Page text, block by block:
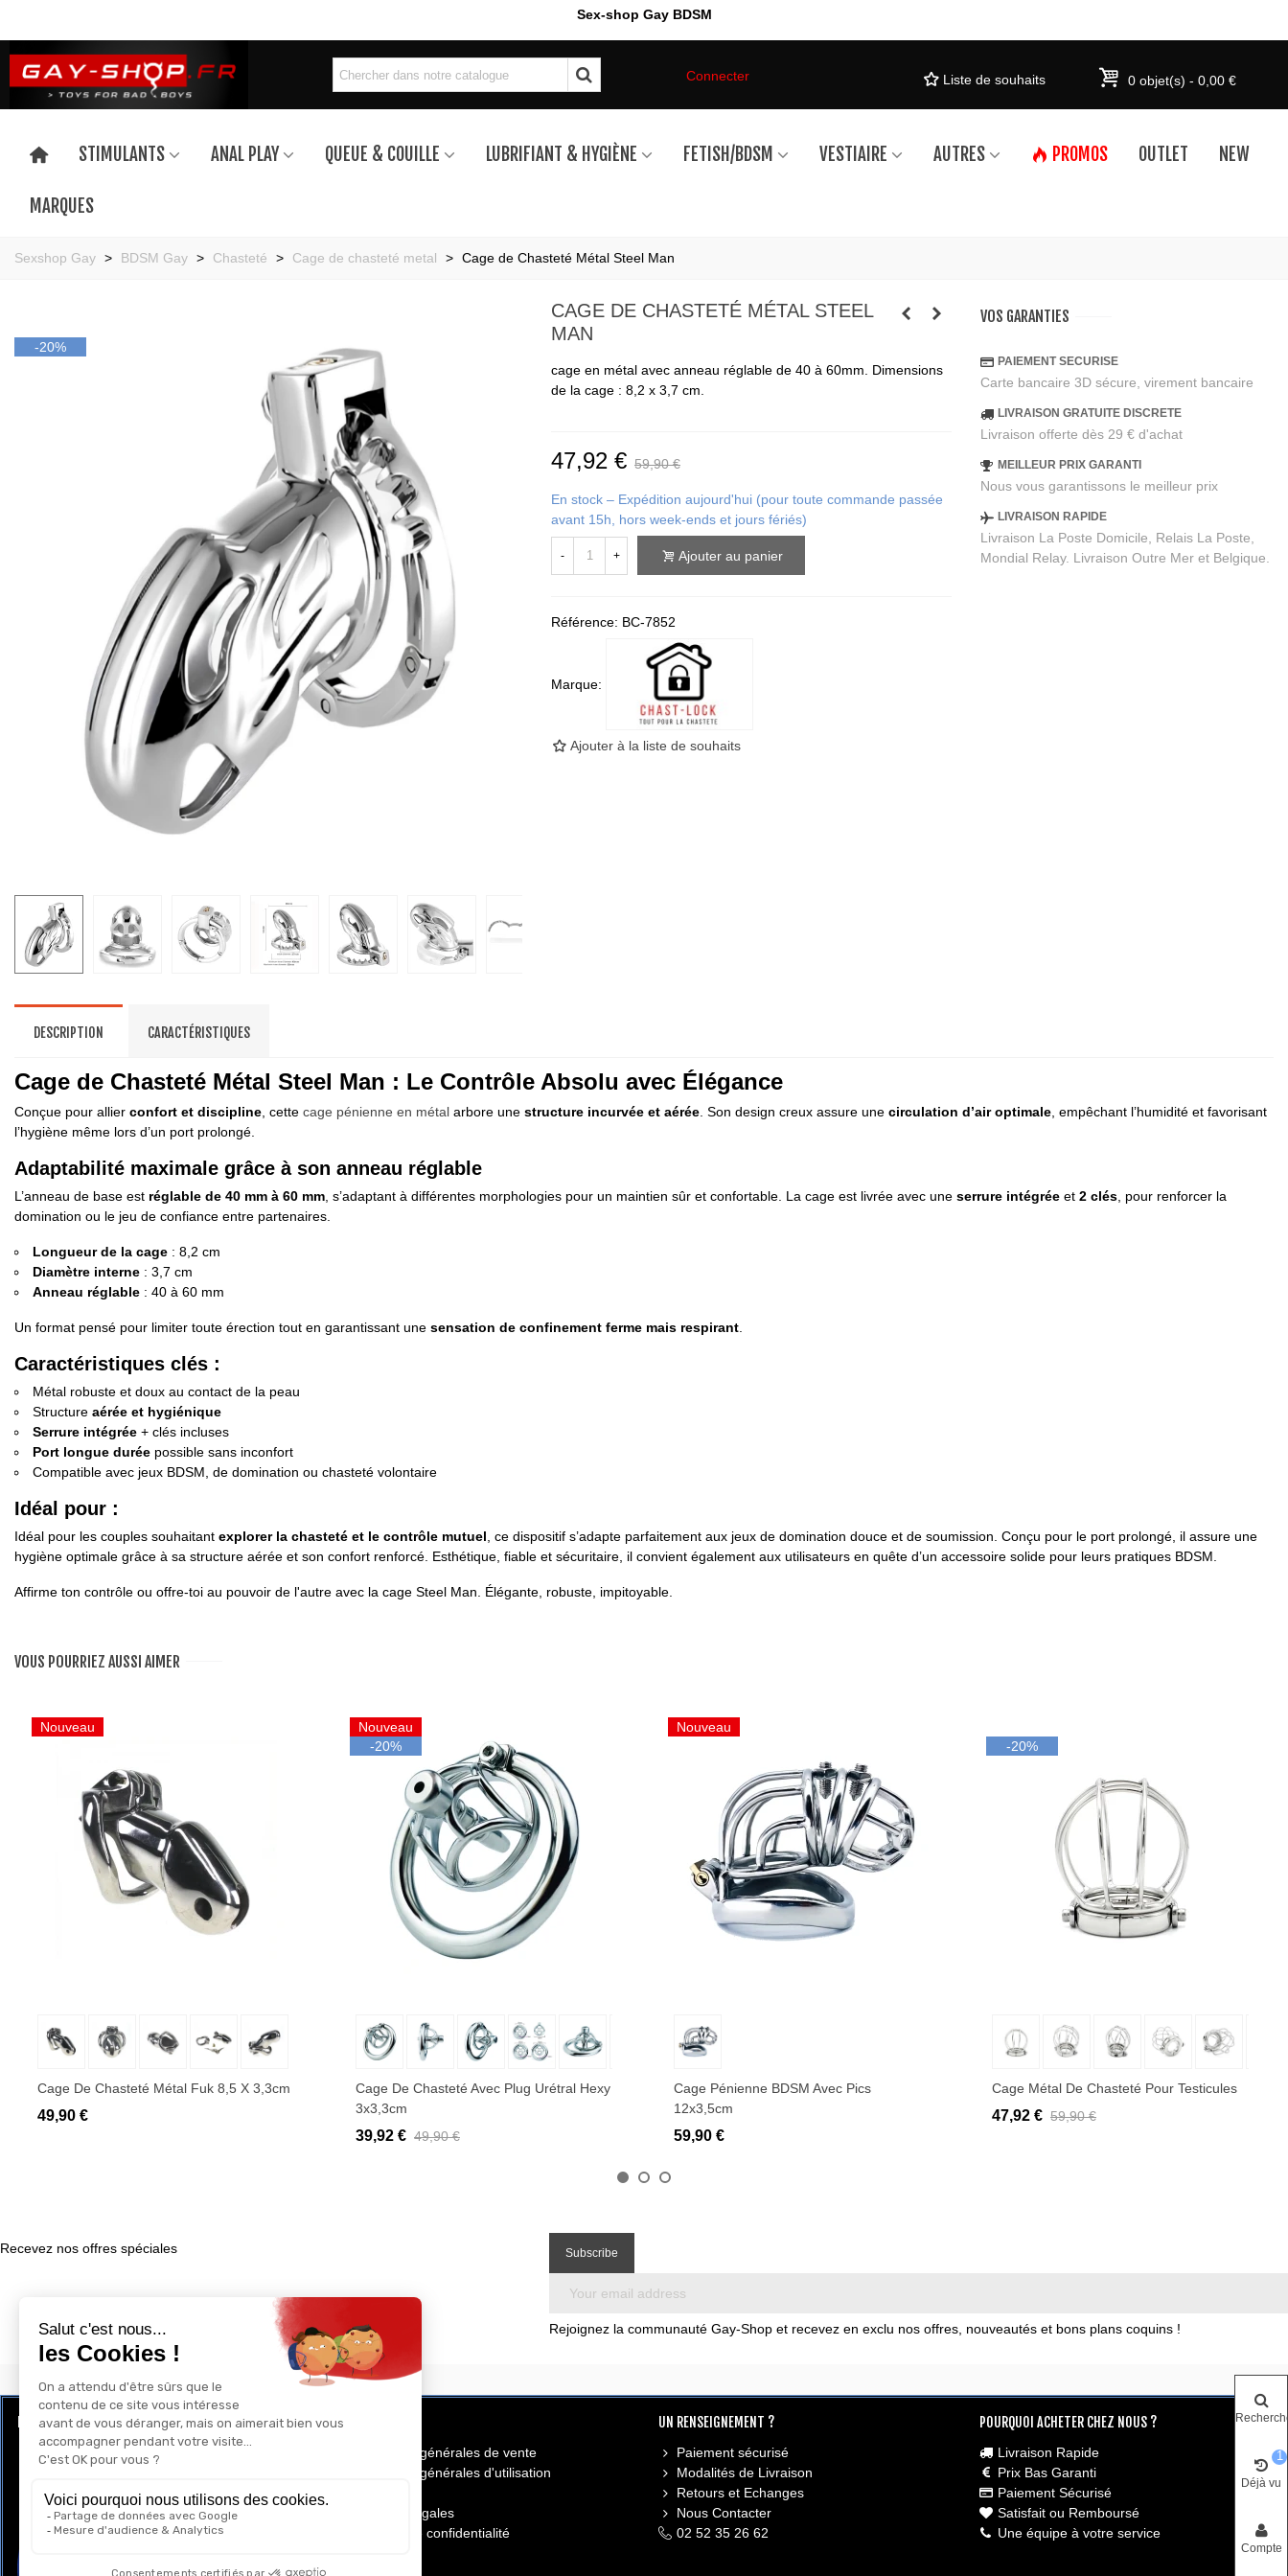
Sex-shop Gay BDSM
Connecter Liste de souhaits 0 objet(s) - 0,00 €
STIMULANTS ANAL PLAY QUEUE & COUILLE LUBRIFIANT & HYGIÈNE FETISH/BDSM VESTIAIRE AUTRES PROMOS OUTLET NEW
MARQUES
Sexshop Gay > BDSM Gay > Chasteté > Cage de chasteté metal > Cage de Chasteté Métal Steel Man
-20%
CAGE DE CHASTETÉ MÉTAL STEEL
MAN
cage en métal avec anneau réglable de 40 à 60mm. Dimensions
de la cage : 8,2 x 3,7 cm.
47,92 € 59,90 €
En stock – Expédition aujourd'hui (pour toute commande passée
avant 15h, hors week-ends et jours fériés)
- + Ajouter au panier
Référence: BC-7852
Marque:
Ajouter à la liste de souhaits
VOS GARANTIES
PAIEMENT SECURISE
Carte bancaire 3D sécure, virement bancaire
LIVRAISON GRATUITE DISCRETE
Livraison offerte dès 29 € d'achat
MEILLEUR PRIX GARANTI
Nous vous garantissons le meilleur prix
LIVRAISON RAPIDE
Livraison La Poste Domicile, Relais La Poste,
Mondial Relay. Livraison Outre Mer et Belgique.
DESCRIPTION CARACTÉRISTIQUES
Cage de Chasteté Métal Steel Man : Le Contrôle Absolu avec Élégance
Conçue pour allier confort et discipline , cette cage pénienne en métal arbore une structure incurvée et aérée . Son design creux assure une circulation d’air optimale , empêchant l’humidité et favorisant
l’hygiène même lors d’un port prolongé.
Adaptabilité maximale grâce à son anneau réglable
L’anneau de base est réglable de 40 mm à 60 mm , s’adaptant à différentes morphologies pour un maintien sûr et confortable. La cage est livrée avec une serrure intégrée et 2 clés , pour renforcer la
domination ou le jeu de confiance entre partenaires.
Longueur de la cage : 8,2 cm
Diamètre interne : 3,7 cm
Anneau réglable : 40 à 60 mm
Un format pensé pour limiter toute érection tout en garantissant une sensation de confinement ferme mais respirant
Caractéristiques clés :
Métal robuste et doux au contact de la peau
Structure aérée et hygiénique
Serrure intégrée + clés incluses
Port longue durée possible sans inconfort
Compatible avec jeux BDSM, de domination ou chasteté volontaire
Idéal pour :
Idéal pour les couples souhaitant explorer la chasteté et le contrôle mutuel , ce dispositif s’adapte parfaitement aux jeux de domination douce et de soumission. Conçu pour le port prolongé, il assure une
hygiène optimale grâce à sa structure aérée et son confort renforcé. Esthétique, fiable et sécuritaire, il convient également aux utilisateurs en quête d’un accessoire solide pour leurs pratiques BDSM.
Affirme ton contrôle ou offre-toi au pouvoir de l'autre avec la cage Steel Man. Élégante, robuste, impitoyable.
VOUS POURRIEZ AUSSI AIMER
Nouveau
Ajouter au panier
Cage De Chasteté Métal Fuk 8,5 X 3,3cm
49,90 €
Nouveau
-20%
Ajouter au panier
Cage De Chasteté Avec Plug Urétral Hexy
3x3,3cm
39,92 € 49,90 €
Nouveau
Cage Pénienne BDSM Avec Pics
12x3,5cm
59,90 €
-20%
Ajouter au panier
Cage Métal De Chasteté Pour Testicules
47,92 € 59,90 €
Recevez nos offres spéciales
Rejoignez la communauté Gay-Shop et recevez en exclu nos offres, nouveautés et bons plans coquins !
LE CLUB RÉCOMPENSE ET PRIVILÈGE
Programme de Fidélité
GAY-SHOP
Conditions générales de vente
Conditions générales d'utilisation
Mentions légales
Politique de confidentialité
UN RENSEIGNEMENT ?
Paiement sécurisé
Modalités de Livraison
Retours et Echanges
Nous Contacter
02 52 35 26 62
POURQUOI ACHETER CHEZ NOUS ?
Livraison Rapide
Prix Bas Garanti
Paiement Sécurisé
Satisfait ou Remboursé
Une équipe à votre service
Déjà vu
1
Compte